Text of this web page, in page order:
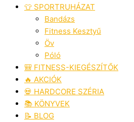
👕 SPORTRUHÁZAT
Bandázs
Fitness Kesztyű
Öv
Póló
🎒 FITNESS-KIEGÉSZÍTŐK
🔥 AKCIÓK
💀 HARDCORE SZÉRIA
📚 KÖNYVEK
📝 BLOG